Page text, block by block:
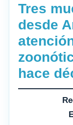
Tres
desde
hace